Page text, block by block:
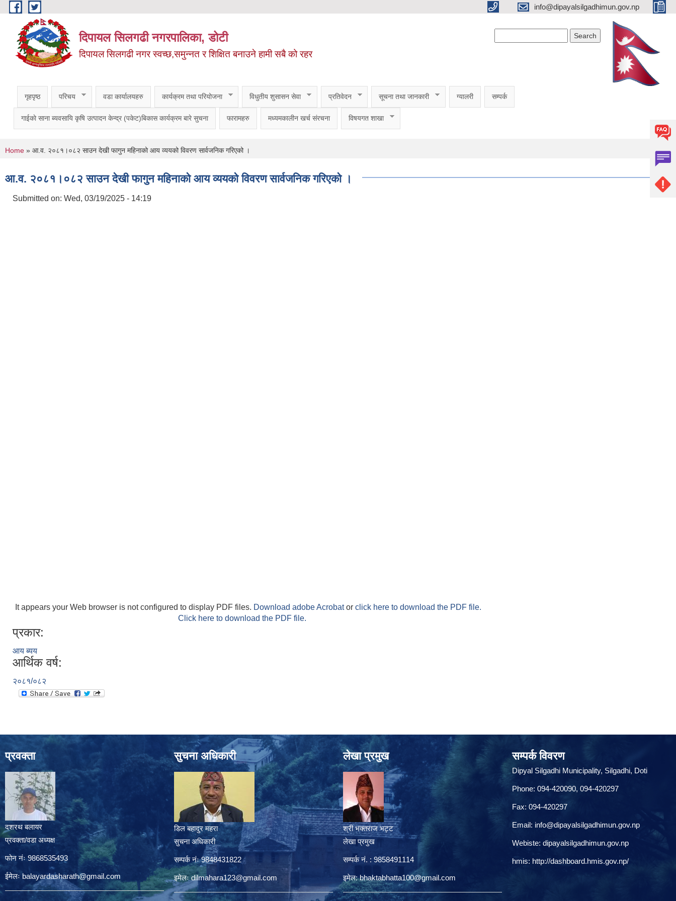
Skip to main content info@dipayalsilgadhimun.gov.np
दिपायल सिलगढी नगरपालिका, डोटी
दिपायल सिलगढी नगर स्वच्छ,समुन्नत र शिक्षित बनाउने हामी सबै को रहर
गृहपृष्ठ परिचय वडा कार्यालयहरु कार्यक्रम तथा परियोजना विधुतीय शुसासन सेवा प्रतिवेदन सूचना तथा जानकारी ग्यालरी सम्पर्क
गाईकाे साना ब्यवसायि कृषि उत्पादन केन्द्र (पकेट)बिकास कार्यक्रम बारे सुचना फारामहरु मध्यमकालीन खर्च संरचना विषयगत शाखा
You are here
Home » आ.व. २०८१।०८२ साउन देखी फागुन महिनाको आय व्ययको विवरण सार्वजनिक गरिएको ।
आ.व. २०८१।०८२ साउन देखी फागुन महिनाको आय व्ययको विवरण सार्वजनिक गरिएको ।
Submitted on: Wed, 03/19/2025 - 14:19
It appears your Web browser is not configured to display PDF files. Download adobe Acrobator click here to download the PDF file.
Click here to download the PDF file.
प्रकार:
आय ब्यय
आर्थिक वर्ष:
२०८१/०८२
प्रवक्ता
दशरथ बलायर
प्रवक्ता/वडा अध्यक्ष
फोन नंः 9868535493
ईमेलः balayardasharath@gmail.com
सुचना अधिकारी
डिल बहादुर महरा
सुचना अधिकारी
सम्पर्क नंः 9848431822
इमेलः dilmahara123@gmail.com
लेखा प्रमुख
श्री भक्तराज भट्ट
लेखा प्रमुख
सम्पर्क नं. : 9858491114
इमेल:bhaktabhatta100@gmail.com
सम्पर्क विवरण
Dipyal Silgadhi Municipality, Silgadhi, Doti
Phone: 094-420090, 094-420297
Fax: 094-420297
Email: info@dipayalsilgadhimun.gov.np
Webiste: dipayalsilgadhimun.gov.np
hmis: http://dashboard.hmis.gov.np/